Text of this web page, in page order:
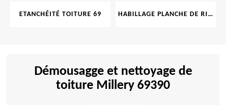
ETANCHÉITÉ TOITURE 69 HABILLAGE PLANCHE DE RIVE 69
Démousagge et nettoyage de
toiture Millery 69390